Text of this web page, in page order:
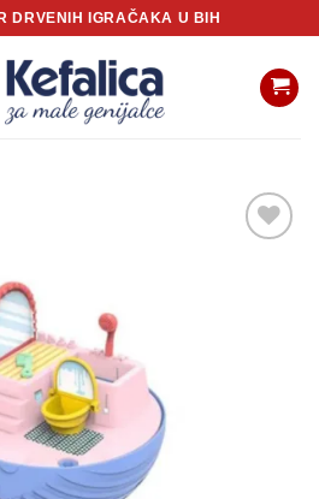
DRVENIH IGRAČAKA U BIH